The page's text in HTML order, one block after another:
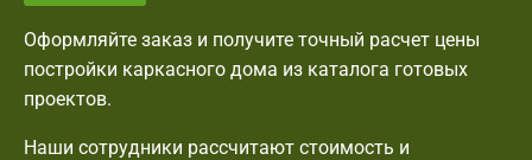
Оформляйте заказ и получите точный расчет цены
постройки каркасного дома из каталога готовых
проектов.
Наши сотрудники рассчитают стоимость и